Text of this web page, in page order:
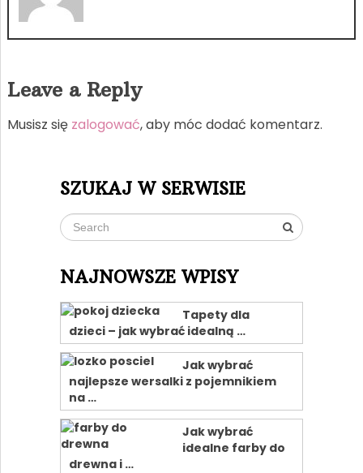
Leave a Reply
Musisz się zalogować, aby móc dodać komentarz.
SZUKAJ W SERWISIE
NAJNOWSZE WPISY
Tapety dla
dzieci – jak wybrać idealną …
Jak wybrać
najlepsze wersalki z pojemnikiem
na …
Jak wybrać
idealne farby do
drewna i …